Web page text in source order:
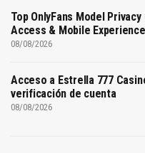
Top OnlyFans Model
Access & Mobile Experience
08/08/2026
Acceso a Estrella 777
verificación de cuenta
08/08/2026